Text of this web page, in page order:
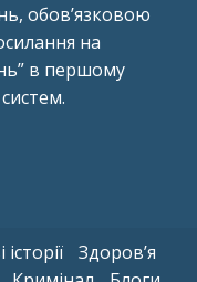
обов’язковою
на
в першому
Здоров’я